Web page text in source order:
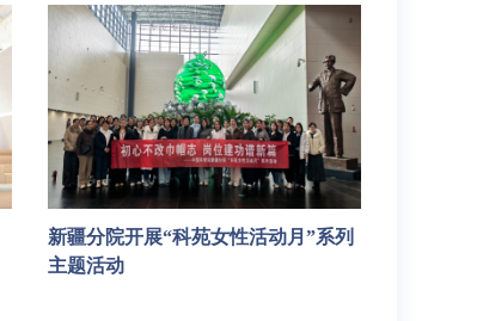
新疆分院开展“科苑女性活动月”系列
主题活动